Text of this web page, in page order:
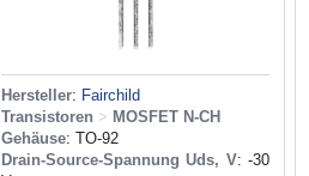
Hersteller: Fairchild
Transistoren > MOSFET N-CH
Gehäuse: TO-92
Drain-Source-Spannung Uds, V: -30